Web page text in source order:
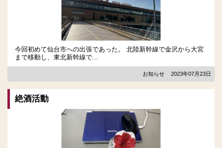
今回初めて仙台市への出張であった。 北陸新幹線で金沢から大宮
まで移動し、東北新幹線で...
お知らせ 2023年07月23日
絶酒活動